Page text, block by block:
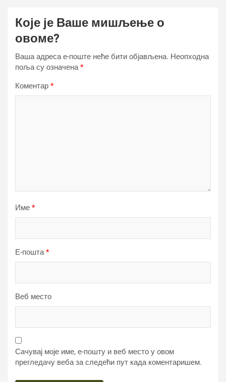
Које је Ваше мишљење о
овоме?
Ваша адреса е-поште неће бити објављена. Неопходна
поља су означена*
Коментар *
Име *
Е-пошта*
Веб место
Сачувај моје име, е-пошту и веб место у овом
прегледачу веба за следећи пут када коментаришем.